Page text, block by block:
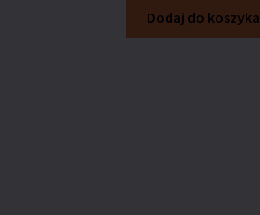
Dodaj do koszyka